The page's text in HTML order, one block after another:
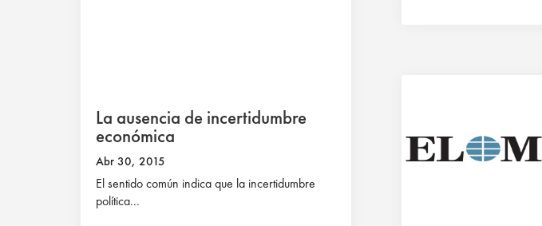
La ausencia de incertidumbre
económica
Abr 30, 2015
El sentido común indica que la incertidumbre
política...